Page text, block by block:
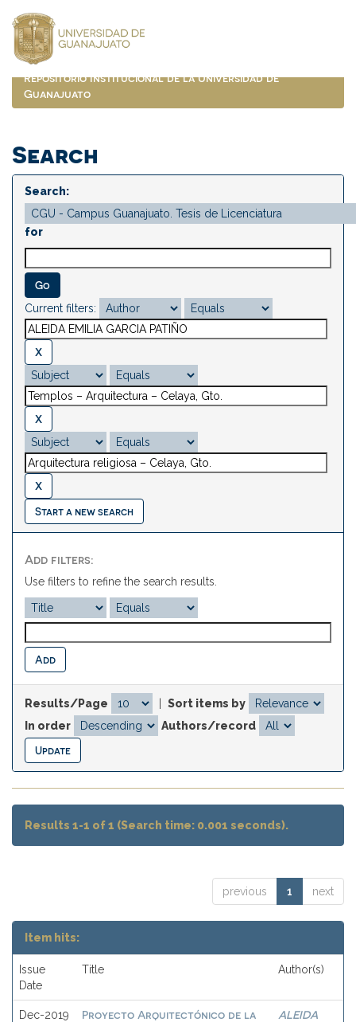
navigation
Repositorio Institucional de la Universidad de
Guanajuato
Search
Search:
for
Current filters:
Start a new search
Add filters:
Use filters to refine the search results.
Results/Page
Sort items by
In order
Authors/record
Results 1-1 of 1 (Search time: 0.001 seconds).
previous 1 next
Item hits:
Issue
Date
Title Author(s)
Dec-2019
Proyecto Arquitectónico de la
ALEIDA